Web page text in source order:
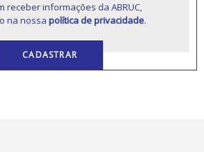
receber informações da ABRUC,
na nossapolítica de privacidade.